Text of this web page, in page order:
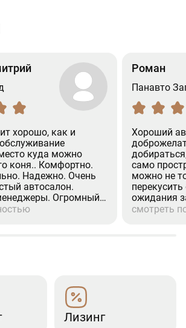
хорошо, как и
куда можно
коня.. Комфортно.
Надежно. Очень
автосалон.
Огромный
(Александр.
Роман
Панавто
Хороший
само
можно не
ожидания
процедуры
смотреть
Лизинг